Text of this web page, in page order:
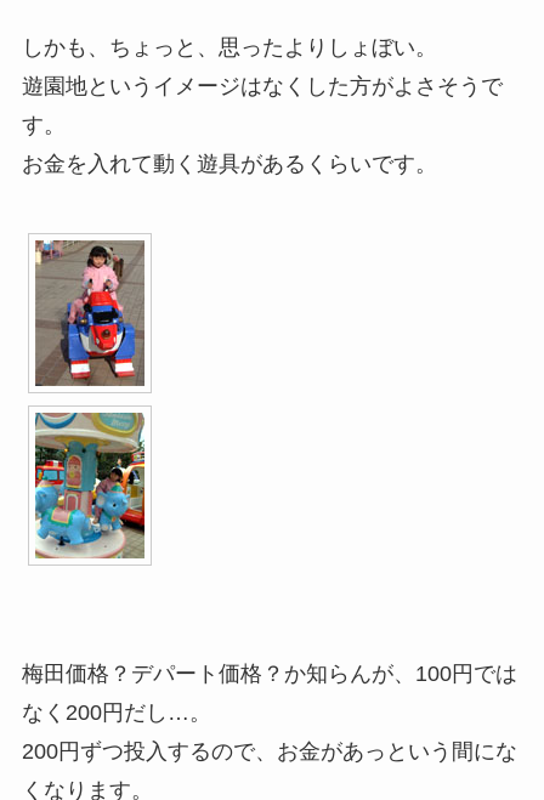
しかも、ちょっと、思ったよりしょぼい。
遊園地というイメージはなくした方がよさそうで
す。
お金を入れて動く遊具があるくらいです。
梅田価格？デパート価格？か知らんが、100円では
なく200円だし…。
200円ずつ投入するので、お金があっという間にな
くなります。